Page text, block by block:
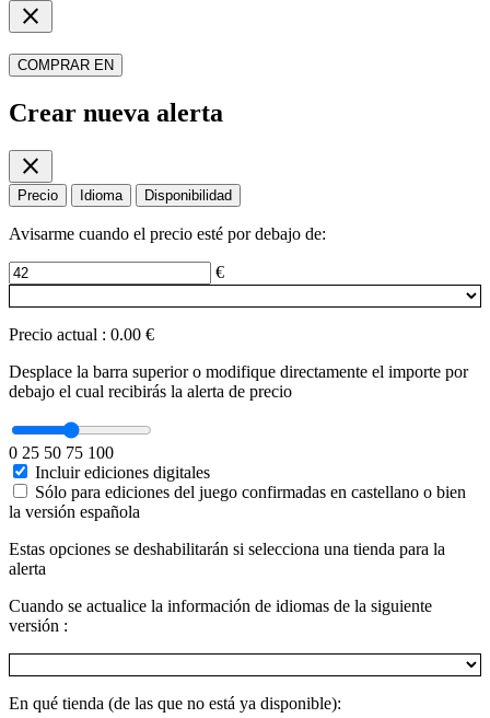
close
COMPRAR EN
Crear nueva alerta
close
Precio Idioma Disponibilidad
Avisarme cuando el precio esté por debajo de:
€
Precio actual : 0.00 €
Desplace la barra superior o modifique directamente el importe por
debajo el cual recibirás la alerta de precio
0 25 50 75 100
Incluir ediciones digitales
Sólo para ediciones del juego confirmadas en castellano o bien
la versión española
Estas opciones se deshabilitarán si selecciona una tienda para la
alerta
Cuando se actualice la información de idiomas de la siguiente
versión :
En qué tienda (de las que no está ya disponible):